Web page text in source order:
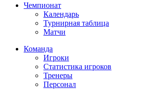
Чемпионат
Календарь
Турнирная таблица
Матчи
Команда
Игроки
Статистика игроков
Тренеры
Персонал